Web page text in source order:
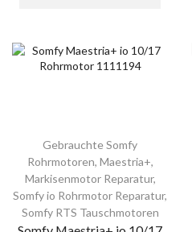
Gebrauchte Somfy
Rohrmotoren, Maestria+,
Markisenmotor Reparatur,
Somfy io Rohrmotor Reparatur,
Somfy RTS Tauschmotoren